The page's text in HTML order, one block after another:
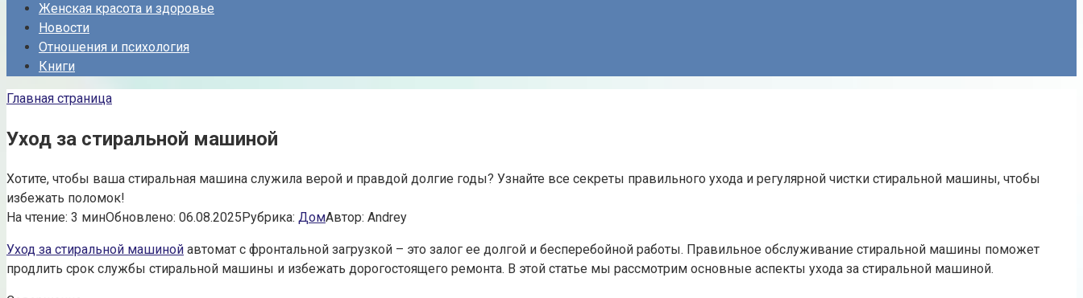
Женская красота и здоровье
Новости
Отношения и психология
Книги
Главная страница
Уход за стиральной машиной
Хотите, чтобы ваша стиральная машина служила верой и правдой долгие годы? Узнайте все секреты правильного ухода и регулярной чистки стиральной машины, чтобы
избежать поломок!
На чтение: 3 минОбновлено: 06.08.2025Рубрика: ДомАвтор: Andrey
Уход за стиральной машиной автомат с фронтальной загрузкой – это залог ее долгой и бесперебойной работы. Правильное обслуживание стиральной машины поможет
продлить срок службы стиральной машины и избежать дорогостоящего ремонта. В этой статье мы рассмотрим основные аспекты ухода за стиральной машиной.